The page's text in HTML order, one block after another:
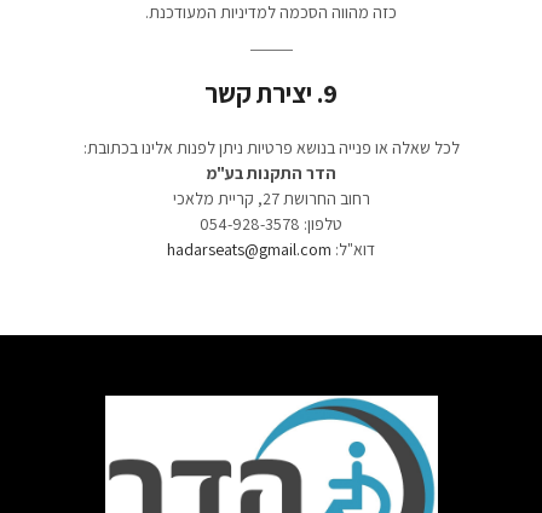
כזה מהווה הסכמה למדיניות המעודכנת.
9. יצירת קשר
לכל שאלה או פנייה בנושא פרטיות ניתן לפנות אלינו בכתובת:
הדר התקנות בע"מ
רחוב החרושת 27, קריית מלאכי
טלפון: 054-928-3578
דוא"ל: hadarseats@gmail.com